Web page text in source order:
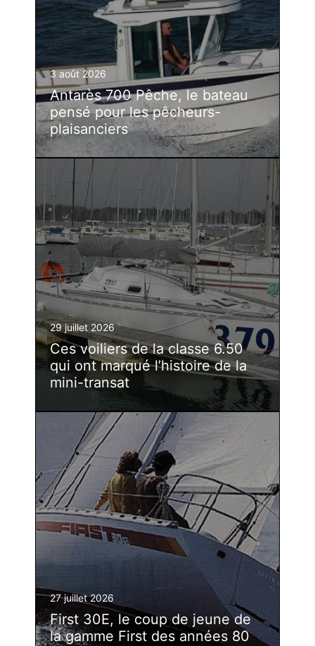
3 août 2026
Antarès 700 Pêche, le bateau
pensé pour les pêcheurs-
plaisanciers
29 juillet 2026
Ces voiliers de la classe 6.50
qui ont marqué l’histoire de la
mini-transat
27 juillet 2026
First 30E, le coup de jeune de
la gamme First des années 80